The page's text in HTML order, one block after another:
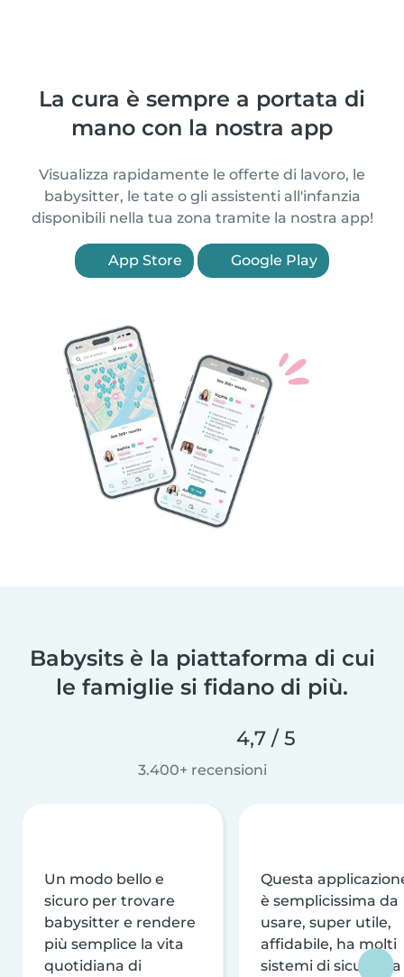
La cura è sempre a portata di
mano con la nostra app
Visualizza rapidamente le offerte di lavoro, le
babysitter, le tate o gli assistenti all'infanzia
disponibili nella tua zona tramite la nostra app!
App Store Google Play
Babysits è la piattaforma di cui
le famiglie si fidano di più.
4,7 / 5
3.400+ recensioni
Un modo bello e
sicuro per trovare
babysitter e rendere
più semplice la vita
quotidiana di
Questa
è semplicissima da
usare, super utile,
affidabile, ha molti
sistemi di sicurezza